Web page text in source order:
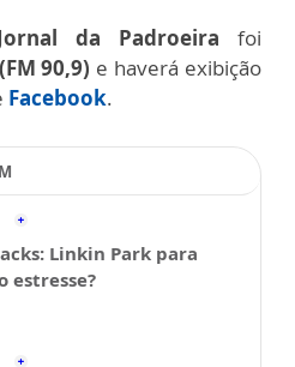
da Padroeira foi
90,9) e haverá exibição
Facebook.
Linkin Park para
estresse?